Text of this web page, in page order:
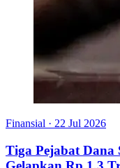
Finansial · 22 Jul 2026
Tiga Pejabat Dana